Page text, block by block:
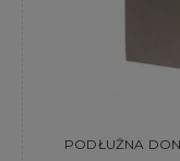
PODŁUŻNA